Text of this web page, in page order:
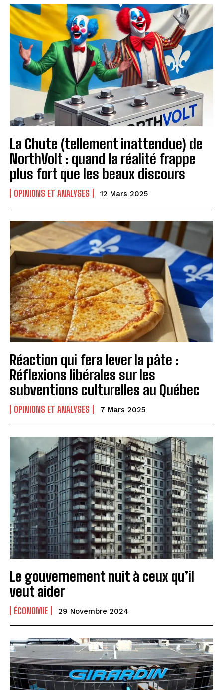
La Chute (tellement inattendue) de
NorthVolt : quand la réalité frappe
plus fort que les beaux discours
OPINIONS ET ANALYSES 12 Mars 2025
Réaction qui fera lever la pâte :
Réflexions libérales sur les
subventions culturelles au Québec
OPINIONS ET ANALYSES 7 Mars 2025
Le gouvernement nuit à ceux qu’il
veut aider
ÉCONOMIE 29 Novembre 2024